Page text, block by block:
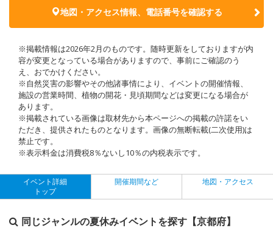
地図・アクセス情報、電話番号を確認する
※掲載情報は2026年2月のものです。随時更新をしておりますが内
容が変更となっている場合がありますので、事前にご確認のう
え、おでかけください。
※自然災害の影響やその他諸事情により、イベントの開催情報、
施設の営業時間、植物の開花・見頃期間などは変更になる場合が
あります。
※掲載されている画像は取材先から本ページへの掲載の許諾をい
ただき、提供されたものとなります。画像の無断転載(二次使用)は
禁止です。
※表示料金は消費税8％ないし10％の内税表示です。
イベント詳細
トップ
開催期間など 地図・アクセス
同じジャンルの夏休みイベントを探す【京都府】